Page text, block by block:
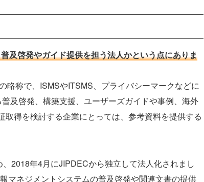
及啓発やガイド提供を担う法人かという点にありま
称で、ISMSやITSMS、プライバシーマークなどに
及啓発、構築支援、ユーザーズガイドや事例、海外
得を検討する企業にとっては、参考資料を提供する
2018年4月にJIPDECから独立して法人化されまし
マネジメントシステムの普及啓発や関連文書の提供